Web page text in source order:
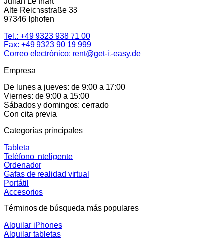
Alte Reichsstraße 33
97346 Iphofen
Tel.: +49 9323 938 71 00
Fax: +49 9323 90 19 999
Correo electrónico: rent@get-it-easy.de
Empresa
De lunes a jueves: de 9:00 a 17:00
Viernes: de 9:00 a 15:00
Sábados y domingos: cerrado
Con cita previa
Categorías principales
Tableta
Teléfono inteligente
Ordenador
Gafas de realidad virtual
Portátil
Accesorios
Términos de búsqueda más populares
Alquilar iPhones
Alquilar tabletas